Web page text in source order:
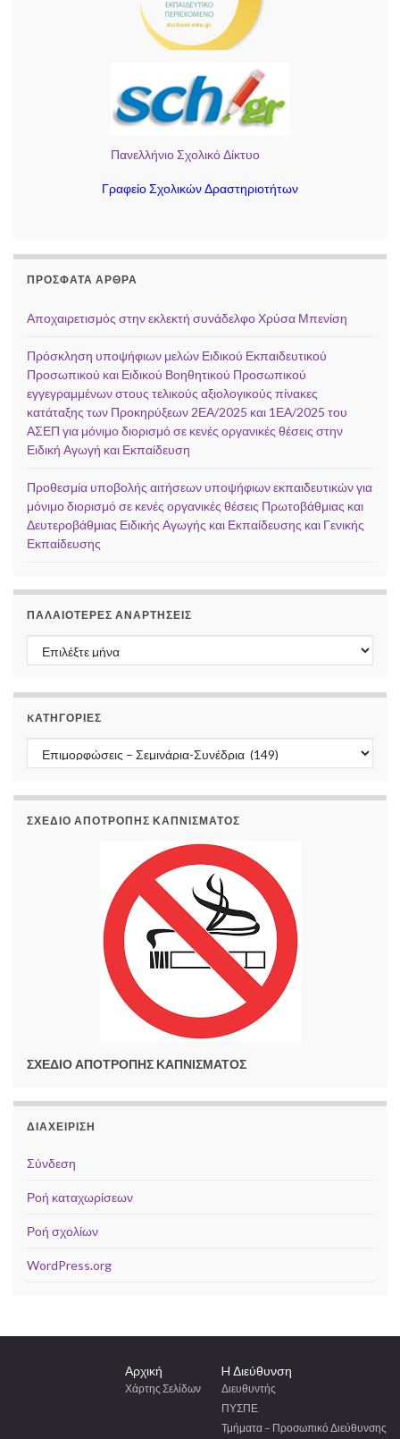
Πανελλήνιο Σχολικό Δίκτυο
Γραφείο Σχολικών Δραστηριοτήτων
ΠΡΌΣΦΑΤΑ ΆΡΘΡΑ
Αποχαιρετισμός στην εκλεκτή συνάδελφο Χρύσα Μπενίση
Πρόσκληση υποψήφιων μελών Ειδικού Εκπαιδευτικού
Προσωπικού και Ειδικού Βοηθητικού Προσωπικού
εγγεγραμμένων στους τελικούς αξιολογικούς πίνακες
κατάταξης των Προκηρύξεων 2ΕΑ/2025 και 1ΕΑ/2025 του
ΑΣΕΠ για μόνιμο διορισμό σε κενές οργανικές θέσεις στην
Ειδική Αγωγή και Εκπαίδευση
Προθεσμία υποβολής αιτήσεων υποψήφιων εκπαιδευτικών για
μόνιμο διορισμό σε κενές οργανικές θέσεις Πρωτοβάθμιας και
Δευτεροβάθμιας Ειδικής Αγωγής και Εκπαίδευσης και Γενικής
Εκπαίδευσης
ΠΑΛΑΙΌΤΕΡΕΣ ΑΝΑΡΤΉΣΕΙΣ
Παλαιότερες αναρτήσεις
KΑΤΗΓΟΡΊΕΣ
Kατηγορίες
ΣΧΕΔΙΟ ΑΠΟΤΡΟΠΗΣ ΚΑΠΝΙΣΜΑΤΟΣ
ΣΧΕΔΙΟ ΑΠΟΤΡΟΠΗΣ ΚΑΠΝΙΣΜΑΤΟΣ
ΔΙΑΧΕΊΡΙΣΗ
Σύνδεση
Ροή καταχωρίσεων
Ροή σχολίων
WordPress.org
Αρχική
Χάρτης Σελίδων
H Διεύθυνση
Διευθυντής
ΠΥΣΠΕ
Τμήματα – Προσωπικό Διεύθυνσης